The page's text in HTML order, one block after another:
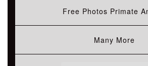
Free Photos Primate
Many More